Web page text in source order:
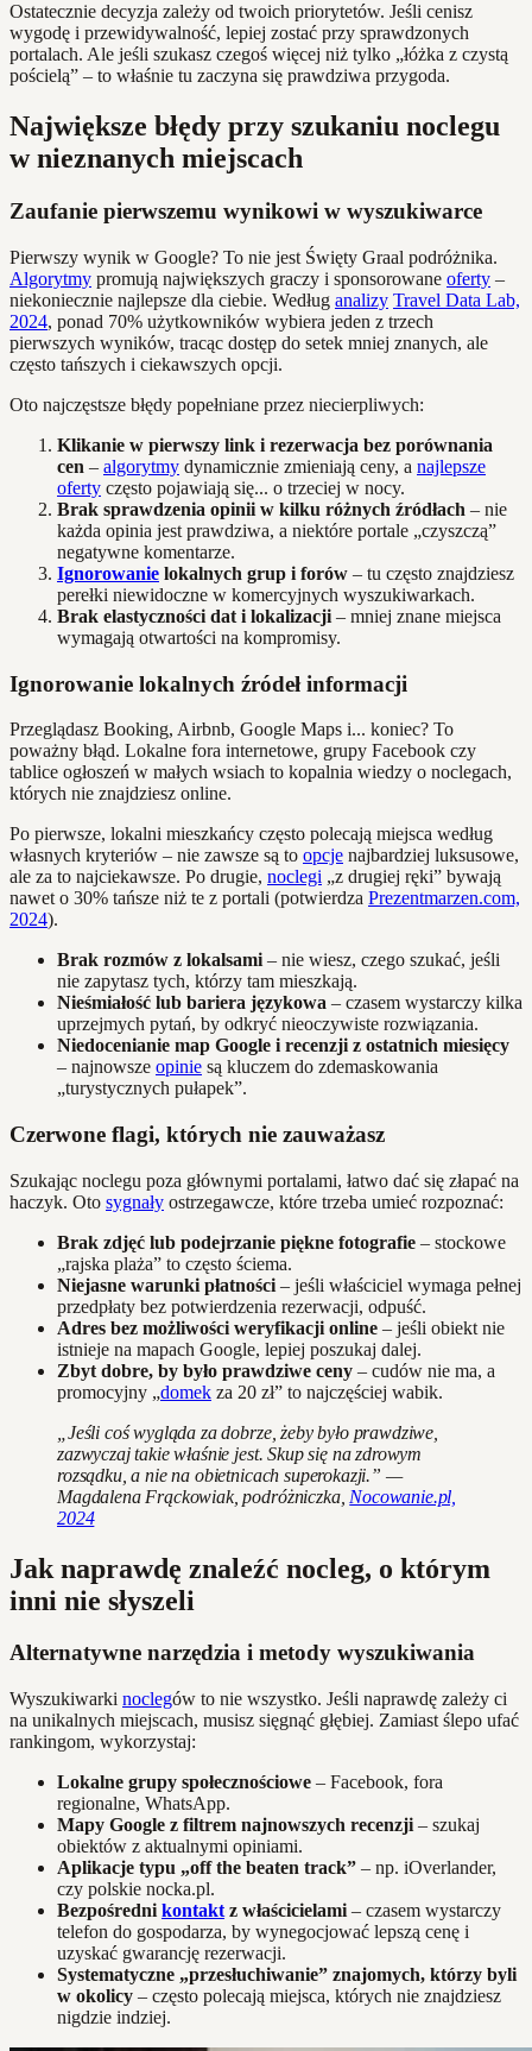
Ostatecznie decyzja zależy od twoich priorytetów. Jeśli cenisz
wygodę i przewidywalność, lepiej zostać przy sprawdzonych
portalach. Ale jeśli szukasz czegoś więcej niż tylko „łóżka z czystą
pościelą” – to właśnie tu zaczyna się prawdziwa przygoda.
Największe błędy przy szukaniu noclegu
w nieznanych miejscach
Zaufanie pierwszemu wynikowi w wyszukiwarce
Pierwszy wynik w Google? To nie jest Święty Graal podróżnika.
Algorytmy promują największych graczy i sponsorowane oferty –
niekoniecznie najlepsze dla ciebie. Według analizy Travel Data Lab,
2024, ponad 70% użytkowników wybiera jeden z trzech
pierwszych wyników, tracąc dostęp do setek mniej znanych, ale
często tańszych i ciekawszych opcji.
Oto najczęstsze błędy popełniane przez niecierpliwych:
Klikanie w pierwszy link i rezerwacja bez porównania
cen – algorytmy dynamicznie zmieniają ceny, a najlepsze
oferty często pojawiają się... o trzeciej w nocy.
Brak sprawdzenia opinii w kilku różnych źródłach – nie
każda opinia jest prawdziwa, a niektóre portale „czyszczą”
negatywne komentarze.
Ignorowanie lokalnych grup i forów – tu często znajdziesz
perełki niewidoczne w komercyjnych wyszukiwarkach.
Brak elastyczności dat i lokalizacji – mniej znane miejsca
wymagają otwartości na kompromisy.
Ignorowanie lokalnych źródeł informacji
Przeglądasz Booking, Airbnb, Google Maps i... koniec? To
poważny błąd. Lokalne fora internetowe, grupy Facebook czy
tablice ogłoszeń w małych wsiach to kopalnia wiedzy o noclegach,
których nie znajdziesz online.
Po pierwsze, lokalni mieszkańcy często polecają miejsca według
własnych kryteriów – nie zawsze są to opcje najbardziej luksusowe,
ale za to najciekawsze. Po drugie, noclegi „z drugiej ręki” bywają
nawet o 30% tańsze niż te z portali (potwierdza Prezentmarzen.com,
2024).
Brak rozmów z lokalsami – nie wiesz, czego szukać, jeśli
nie zapytasz tych, którzy tam mieszkają.
Nieśmiałość lub bariera językowa – czasem wystarczy kilka
uprzejmych pytań, by odkryć nieoczywiste rozwiązania.
Niedocenianie map Google i recenzji z ostatnich miesięcy
– najnowsze opinie są kluczem do zdemaskowania
„turystycznych pułapek”.
Czerwone flagi, których nie zauważasz
Szukając noclegu poza głównymi portalami, łatwo dać się złapać na
haczyk. Oto sygnały ostrzegawcze, które trzeba umieć rozpoznać:
Brak zdjęć lub podejrzanie piękne fotografie – stockowe
„rajska plaża” to często ściema.
Niejasne warunki płatności – jeśli właściciel wymaga pełnej
przedpłaty bez potwierdzenia rezerwacji, odpuść.
Adres bez możliwości weryfikacji online – jeśli obiekt nie
istnieje na mapach Google, lepiej poszukaj dalej.
Zbyt dobre, by było prawdziwe ceny – cudów nie ma, a
promocyjny „domek za 20 zł” to najczęściej wabik.
„Jeśli coś wygląda za dobrze, żeby było prawdziwe,
zazwyczaj takie właśnie jest. Skup się na zdrowym
rozsądku, a nie na obietnicach superokazji.” —
Magdalena Frąckowiak, podróżniczka, Nocowanie.pl,
2024
Jak naprawdę znaleźć nocleg, o którym
inni nie słyszeli
Alternatywne narzędzia i metody wyszukiwania
Wyszukiwarki noclegów to nie wszystko. Jeśli naprawdę zależy ci
na unikalnych miejscach, musisz sięgnąć głębiej. Zamiast ślepo ufać
rankingom, wykorzystaj:
Lokalne grupy społecznościowe – Facebook, fora
regionalne, WhatsApp.
Mapy Google z filtrem najnowszych recenzji – szukaj
obiektów z aktualnymi opiniami.
Aplikacje typu „off the beaten track” – np. iOverlander,
czy polskie nocka.pl.
Bezpośredni kontakt z właścicielami – czasem wystarczy
telefon do gospodarza, by wynegocjować lepszą cenę i
uzyskać gwarancję rezerwacji.
Systematyczne „przesłuchiwanie” znajomych, którzy byli
w okolicy – często polecają miejsca, których nie znajdziesz
nigdzie indziej.